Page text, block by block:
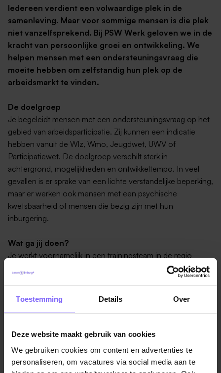
Toestemming Details Over
Deze website maakt gebruik van cookies
We gebruiken cookies om content en advertenties te
personaliseren, om vacatures via social media aan te
Iedereen verdient een volwaardige plek in de
samenleving. Maar voor sommige mensen is die plek
niet vanzelfsprekend. Bij PSW Werk geloven we in de
kracht van persoonlijke groei en ontwikkeling. We
helpen mensen met een ondersteuningsvraag die
moeite hebben om zelfstandig hun plek op de
arbeidsmarkt te vinden.
De doelgroep
Je begeleidt mensen met een ondersteuningsvraag op het
gebied van arbeidsparticipatie. Zij kunnen een indicatie
hebben vanuit de Wlz, Wmo, Jeugdwet, UWV of
Participatiewet. De doelgroep verschilt sterk in
achtergrond, mogelijkheden en ontwikkeltempo. In veel
gevallen is er sprake van een lichte verstandelijke beperking,
maar er werken ook mensen met een psychische
kwetsbaarheid of mensen die bezig zijn met hun
inburgering.
Wat ga jij doen?
Je werkt voornamelijk in een trainingsteam in de regio
Midden-Limburg, een werkomgeving waarin deelnemers
stap voor stap toewerken naar participatie. Je coördineert
dit op samen met de deelnemer en het netwerk, je
ondersteunt/coacht werkgevers op het werken met onze
betrokkenen.
Lees verder